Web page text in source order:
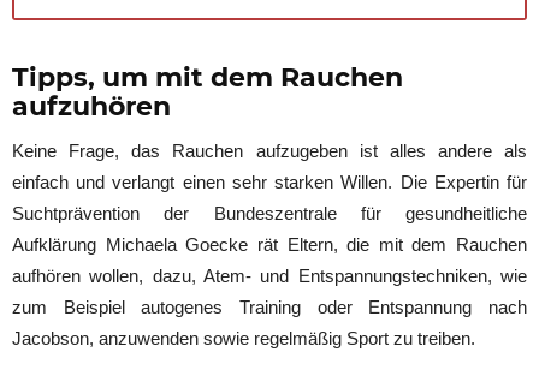
Tipps, um mit dem Rauchen
aufzuhören
Keine Frage, das Rauchen aufzugeben ist alles andere als
einfach und verlangt einen sehr starken Willen. Die Expertin für
Suchtprävention der Bundeszentrale für gesundheitliche
Aufklärung Michaela Goecke rät Eltern, die mit dem Rauchen
aufhören wollen, dazu, Atem- und Entspannungstechniken, wie
zum Beispiel autogenes Training oder Entspannung nach
Jacobson, anzuwenden sowie regelmäßig Sport zu treiben.